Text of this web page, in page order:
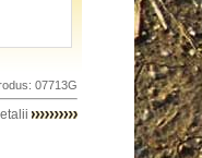
07713G